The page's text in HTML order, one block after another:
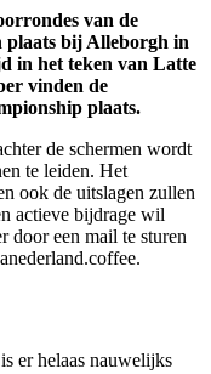
van de
plaats bij Alleborgh in
in het teken van Latte
vinden de
plaats.
de schermen wordt
te leiden. Het
ook de uitslagen zullen
actieve bijdrage wil
door een mail te sturen
er helaas nauwelijks